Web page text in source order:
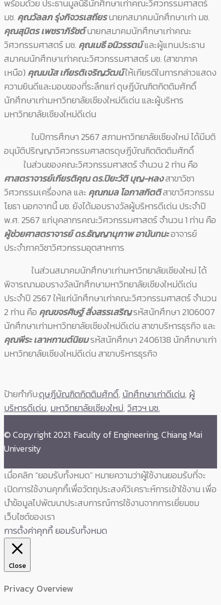
พร้อมด้วย ประธานมูลนิธินักศึกษาเก่าคณะวิศวกรรมศาสตร์
มช. คุณวัลลภ รุ่งกิจวรเสถียรนายกสมาคมนักศึกษาเก่า มช.
คุณสุมิตร เพชราภิรัชต์นายกสมาคมนักศึกษาเก่าคณะ
วิศวกรรมศาสตร์ มช. คุณเมธี อนิวรรตน์และผู้แทนประธาน
สมาคมนักศึกษาเก่าคณะวิศวกรรมศาสตร์ มช. (สาขาภาค
เหนือ) คุณมนัส เกียรติเจริญวัฒน์ให้เกียรติในการกล่าวแสดง
ความยินดีและมอบของที่ระลึกแก่ ดุษฎีบัณฑิตกิตติมศักดิ์
นักศึกษาเก่ามหาวิทยาลัยเชียงใหม่ดีเด่น และผู้บริหาร
มหาวิทยาลัยเชียงใหม่ดีเด่น
ในปีการศึกษา 2567 สภามหาวิทยาลัยเชียงใหม่ ได้มีมติ
อนุมัติปริญญาวิศวกรรมศาสตรดุษฎีบัณฑิตติตติมศักดิ์
ในส่วนของคณะวิศวกรรมศาสตร์ จำนวน 2 ท่าน คือ
ศาสตราจารย์เกียรติคุณ ดร.ปิยะวัติ บุญ-หลงสาขาวิชา
วิศวกรรมเครื่องกล และ คุณกมล โอภาสกิตติสาขาวิศวกรรม
โยธา นอกจากนี้ มช. ยังได้มอบรางวัลผู้บริหารดีเด่น ประจำปี
พ.ศ. 2567 แก่บุคลากรคณะวิศวกรรมศาสตร์ จำนวน 1 ท่าน คือ
ผู้ช่วยศาสตราจารย์ ดร.ธัญญานุภาพ อานันทนะอาจารย์
ประจำภาควิชาวิศวกรรมอุตสาหการ
ในส่วนสมาคมนักศึกษาเก่ามหาวิทยาลัยเชียงใหม่ ได้
พิจารณามอบรางวัลนักศึกษามหาวิทยาลัยเชียงใหม่ดีเด่น
ประจำปี 2567 ให้แก่นักศึกษาเก่าคณะวิศวกรรมศาสตร์ จำนวน
2 ท่าน คือ คุณขจรศิษฐ์ สิ่งสรรเสริญรหัสนักศึกษา 2106007
นักศึกษาเก่ามหาวิทยาลัยเชียงใหม่ดีเด่น สาขาบริหารธุรกิจ และ
คุณพีระ เลาหกานต์นิยมรหัสนักศึกษา 2406138 นักศึกษาเก่า
มหาวิทยาลัยเชียงใหม่ดีเด่น สาขาบริหารธุรกิจ
ป้ายกำกับ:ดุษฎีบัณฑิตกิตติมศักดิ์, นักศึกษาเก่าดีเด่น, ผู้
บริหารดีเด่น, มหาวิทยาลัยเชียงใหม่,วิศวฯ มช.
© Copyright 2021: Faculty of Engineering, Chiang Mai
University
เมื่อคลิก “ยอมรับทั้งหมด” หมายความว่าผู้ใช้งานยอมรับที่จะ
เปิดการใช้งานคุกกี้เพื่อวัตถุประสงค์วิเคราะห์การเข้าใช้งาน เพื่อ
นำข้อมูลไปพัฒนาประสบการณ์การใช้งานจากการเยี่ยมชม
เว็บไซต์ของเรา
การตั้งค่าคุกกี้ยอมรับทั้งหมด
Close
Privacy Overview